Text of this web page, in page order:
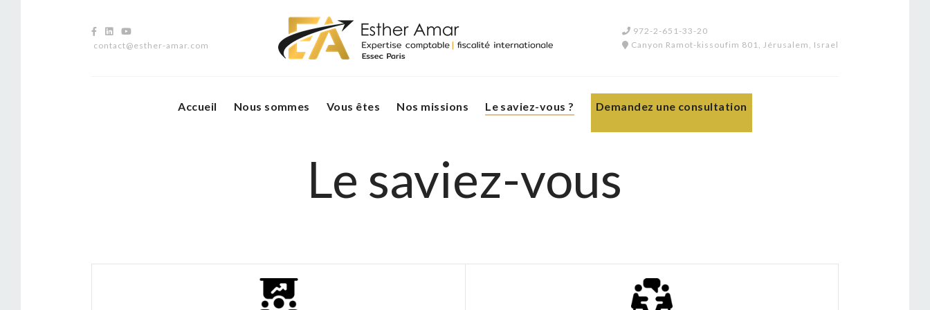
contact@esther-amar.com
972-2-651-33-20
Canyon Ramot-kissoufim 801, Jérusalem, Israel
Accueil Nous sommes Vous êtes Nos missions Le saviez-vous ? Demandez une consultation
Le saviez-vous